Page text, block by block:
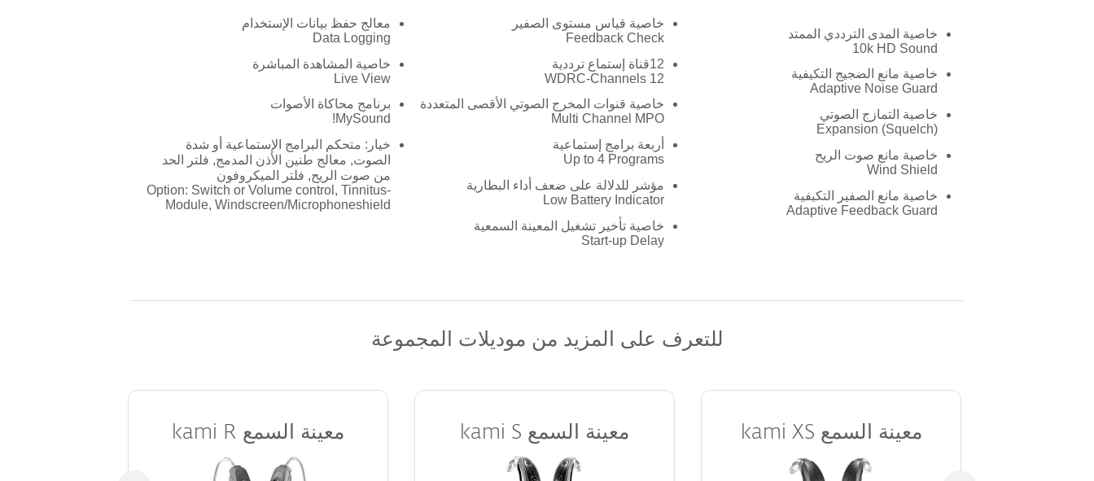
خاصية المدى الترددي الممتد
10k HD Sound
خاصية مانع الضجيج التكيفية
Adaptive Noise Guard
خاصية التمازج الصوتي
Expansion (Squelch)
خاصية مانع صوت الريح
Wind Shield
خاصية مانع الصفير التكيفية
Adaptive Feedback Guard
خاصية قياس مستوى الصفير
Feedback Check
12قناة إستماع ترددية
12 WDRC-Channels
خاصية قنوات المخرج الصوتي الأقصى المتعددة
Multi Channel MPO
أربعة برامج إستماعية
Up to 4 Programs
مؤشر للدلالة على ضعف أداء البطارية
Low Battery Indicator
خاصية تأخير تشغيل المعينة السمعية
Start-up Delay
معالج حفظ بيانات الإستخدام
Data Logging
خاصية المشاهدة المباشرة
Live View
برنامج محاكاة الأصوات
MySound!
خيار: متحكم البرامج الإستماعية أو شدة
الصوت, معالج طنين الأذن المدمج, فلتر الحد
من صوت الريح, فلتر الميكروفون
Option: Switch or Volume control, Tinnitus-
Module, Windscreen/Microphoneshield
للتعرف على المزيد من موديلات المجموعة
معينة السمع kami XS معينة السمع kami S معينة السمع kami R